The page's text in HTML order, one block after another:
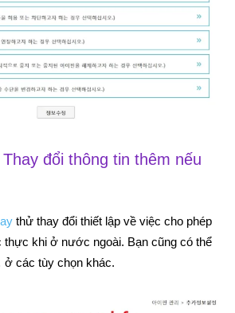
đổi thông tin thêm nếu
thử thay đổi thiết lập về việc cho phép
thực khi ở nước ngoài. Bạn cũng có thể
các tùy chọn khác.